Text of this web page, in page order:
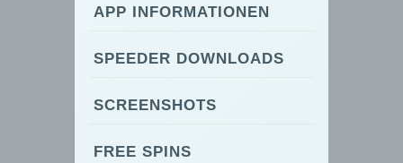
APP INFORMATIONEN
SPEEDER DOWNLOADS
SCREENSHOTS
FREE SPINS